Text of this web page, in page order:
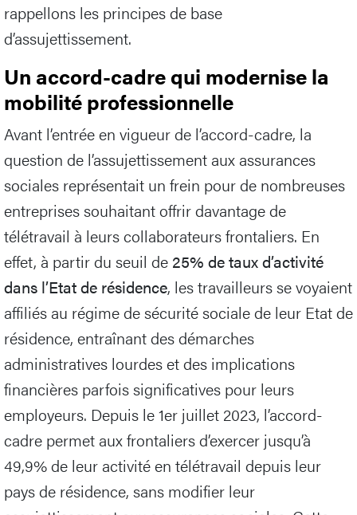
rappellons les principes de base
d’assujettissement.
Un accord-cadre qui modernise la
mobilité professionnelle
Avant l’entrée en vigueur de l’accord-cadre, la
question de l’assujettissement aux assurances
sociales représentait un frein pour de nombreuses
entreprises souhaitant offrir davantage de
télétravail à leurs collaborateurs frontaliers. En
effet, à partir du seuil de 25% de taux d’activité
dans l’Etat de résidence, les travailleurs se voyaient
affiliés au régime de sécurité sociale de leur Etat de
résidence, entraînant des démarches
administratives lourdes et des implications
financières parfois significatives pour leurs
employeurs. Depuis le 1er juillet 2023, l’accord-
cadre permet aux frontaliers d’exercer jusqu’à
49,9% de leur activité en télétravail depuis leur
pays de résidence, sans modifier leur